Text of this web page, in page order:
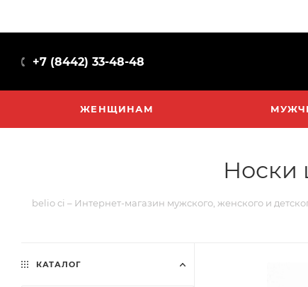
+7 (8442) 33-48-48
ЖЕНЩИНАМ
Носки
belio ci – Интернет-магазин мужского, женского и
КАТАЛОГ